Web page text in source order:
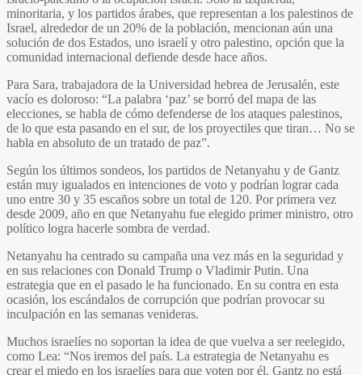
minoritaria, y los partidos árabes, que representan a los palestinos de
Israel, alrededor de un 20% de la población, mencionan aún una
solución de dos Estados, uno israelí y otro palestino, opción que la
comunidad internacional defiende desde hace años.
Para Sara, trabajadora de la Universidad hebrea de Jerusalén, este
vacío es doloroso: “La palabra ‘paz’ se borró del mapa de las
elecciones, se habla de cómo defenderse de los ataques palestinos,
de lo que esta pasando en el sur, de los proyectiles que tiran… No se
habla en absoluto de un tratado de paz”.
Según los últimos sondeos, los partidos de Netanyahu y de Gantz
están muy igualados en intenciones de voto y podrían lograr cada
uno entre 30 y 35 escaños sobre un total de 120. Por primera vez
desde 2009, año en que Netanyahu fue elegido primer ministro, otro
político logra hacerle sombra de verdad.
Netanyahu ha centrado su campaña una vez más en la seguridad y
en sus relaciones con Donald Trump o Vladimir Putin. Una
estrategia que en el pasado le ha funcionado. En su contra en esta
ocasión, los escándalos de corrupción que podrían provocar su
inculpación en las semanas venideras.
Muchos israelíes no soportan la idea de que vuelva a ser reelegido,
como Lea: “Nos iremos del país. La estrategia de Netanyahu es
crear el miedo en los israelíes para que voten por él. Gantz no está